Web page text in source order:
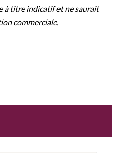
à titre indicatif et ne saurait
commerciale.